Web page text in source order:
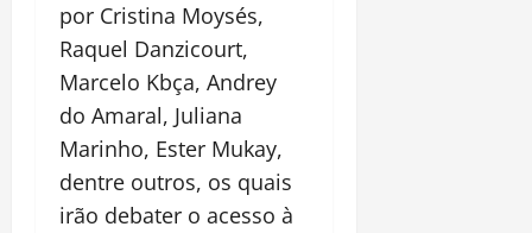
por Cristina Moysés,
Raquel Danzicourt,
Marcelo Kbça, Andrey
do Amaral, Juliana
Marinho, Ester Mukay,
dentre outros, os quais
irão debater o acesso à